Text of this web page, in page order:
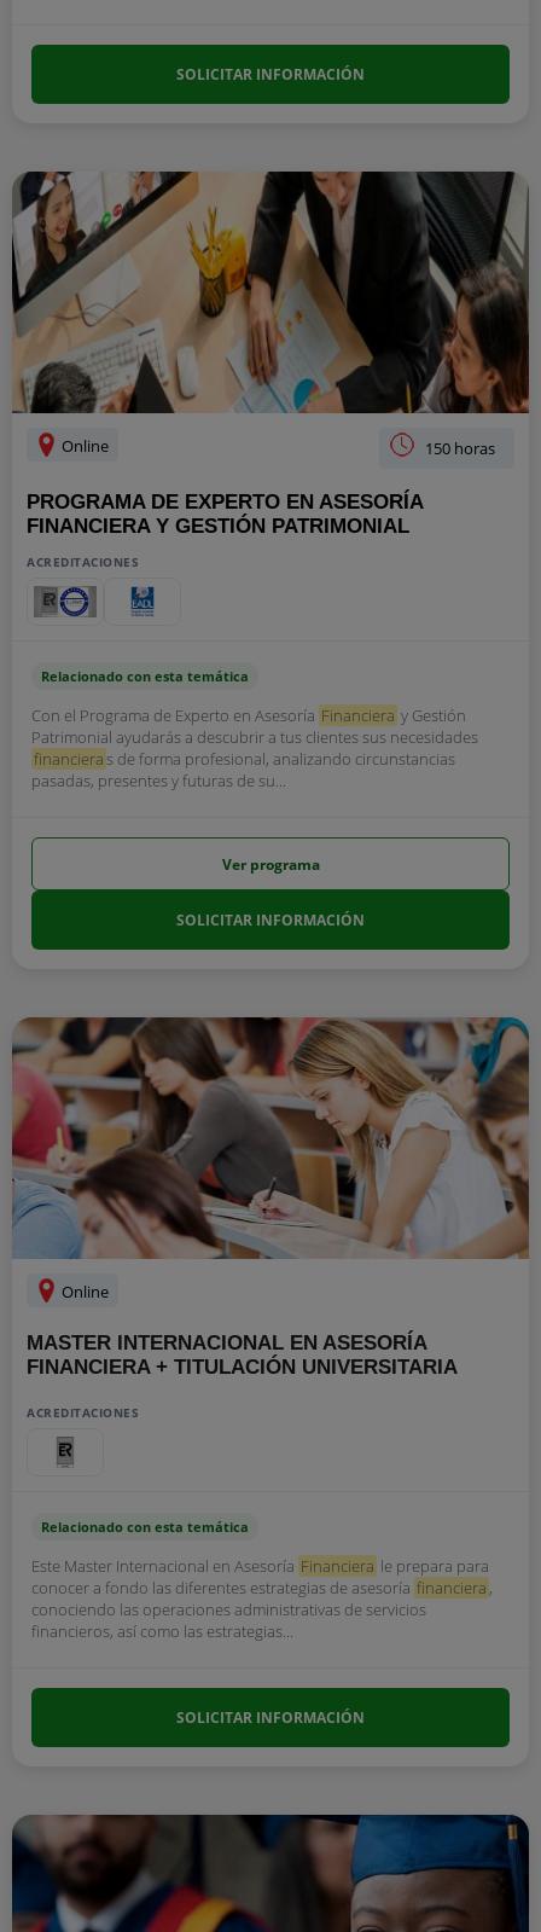
SOLICITAR INFORMACIÓN
Online 150 horas
PROGRAMA DE EXPERTO EN ASESORÍA
FINANCIERA Y GESTIÓN PATRIMONIAL
ACREDITACIONES
Relacionado con esta temática
Con el Programa de Experto en Asesoría Financiera y Gestión
Patrimonial ayudarás a descubrir a tus clientes sus necesidades
financieras de forma profesional, analizando circunstancias
pasadas, presentes y futuras de su...
Ver programa
SOLICITAR INFORMACIÓN
Online
MASTER INTERNACIONAL EN ASESORÍA
FINANCIERA + TITULACIÓN UNIVERSITARIA
ACREDITACIONES
Relacionado con esta temática
Este Master Internacional en Asesoría Financiera le prepara para
conocer a fondo las diferentes estrategias de asesoría financiera ,
conociendo las operaciones administrativas de servicios
financieros, así como las estrategias...
SOLICITAR INFORMACIÓN